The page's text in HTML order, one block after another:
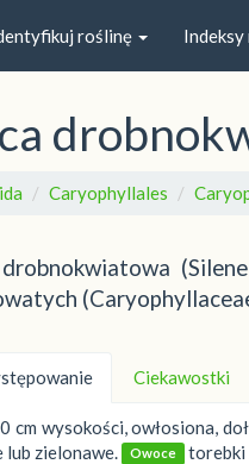
roślinę
Caryophyllales
drobnokwiatowa
Ciekawostki
cm wysokości, owłosiona,
lub zielonawe.
Owoce torebki